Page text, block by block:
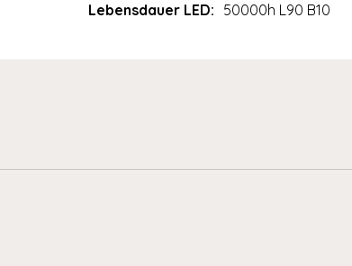
Lebensdauer LED: 50000h L90 B10